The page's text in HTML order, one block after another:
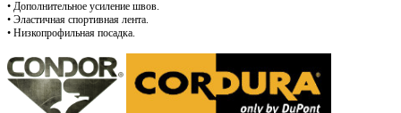
• Дополнительное усиление швов.
• Эластичная спортивная лента.
• Низкопрофильная посадка.